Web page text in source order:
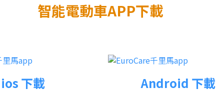
智能電動車APP下載
ios 下載 Android 下載